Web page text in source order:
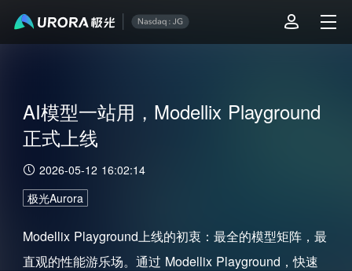
AI模型一站用，Modellix Playground
正式上线
2026-05-12 16:02:14
极光Aurora
Modellix Playground上线的初衷：最全的模型矩阵，最
直观的性能游乐场。通过 Modellix Playground，快速